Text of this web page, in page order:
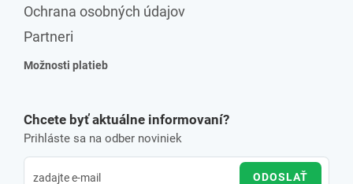
Ochrana osobných údajov
Partneri
Možnosti platieb
Chcete byť aktuálne informovaní?
Prihláste sa na odber noviniek
ODOSLAŤ